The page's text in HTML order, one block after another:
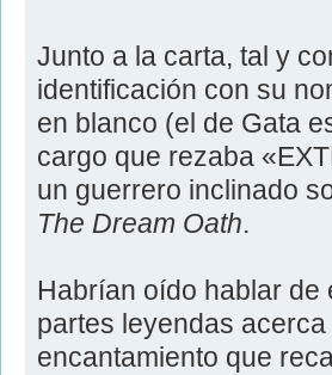
Junto a la carta, tal y
identificación con su
en blanco (el de Gata
cargo que rezaba
un guerrero inclinado
The Dream Oath.
Habrían oído hablar
partes leyendas
encantamiento que